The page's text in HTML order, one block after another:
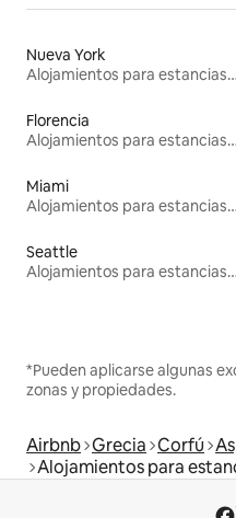
Nueva York
Alojamientos para estancias largas
Florencia
Alojamientos para estancias largas
Miami
Alojamientos para estancias largas
Seattle
Alojamientos para estancias largas
*Pueden aplicarse algunas
zonas y propiedades.
Airbnb Grecia Corfú
Alojamientos para